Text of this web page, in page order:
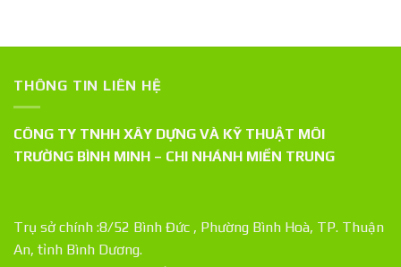
THÔNG TIN LIÊN HỆ
CÔNG TY TNHH XÂY DỰNG VÀ KỸ THUẬT MÔI
TRƯỜNG BÌNH MINH – CHI NHÁNH MIỀN TRUNG
Trụ sở chính :8/52 Bình Đức , Phường Bình Hoà, TP. Thuận
An, tỉnh Bình Dương.